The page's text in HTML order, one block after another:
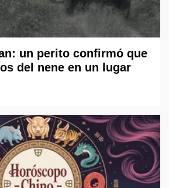
un perito confirmó que
del nene en un lugar